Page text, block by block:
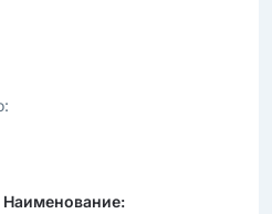
Наименование: